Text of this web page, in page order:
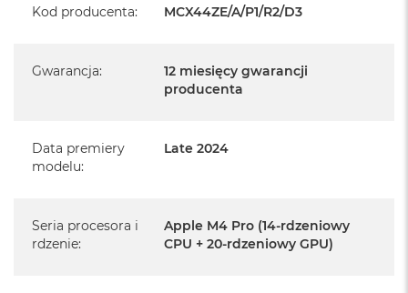
Mac mini jest nowy
Posiada pełną, 12 miesięczną gwarancję
producenta
serwisowym Apple na terenie całego świata.
Istnieje możliwość przedłużenia gwarancji producenta.
Kod producenta: MCX44ZE/A/P1/R2/D3
Gwarancja:
12 miesięcy gwarancji
producenta
Data premiery
modelu:
Late 2024
Seria procesora i
rdzenie:
Apple M4 Pro (14-rdzeniowy
CPU + 20-rdzeniowy GPU)